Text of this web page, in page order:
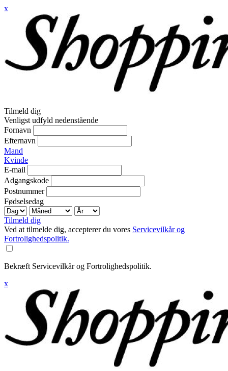
x
Tilmeld dig
Venligst udfyld nedenstående
Fornavn
Efternavn
Mand
Kvinde
E-mail
Adgangskode
Postnummer
Fødselsedag
Tilmeld dig
Ved at tilmelde dig, accepterer du vores Servicevilkår og
Fortrolighedspolitik.
Bekræft Servicevilkår og Fortrolighedspolitik.
x